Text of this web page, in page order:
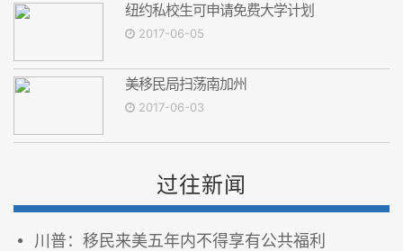
纽约私校生可申请免费大学计划
2017-06-05
美移民局扫荡南加州
2017-06-03
过往新闻
川普：移民来美五年内不得享有公共福利